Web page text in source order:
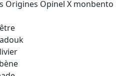
Origines Opinel X monbento